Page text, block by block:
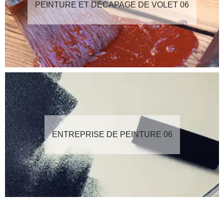
PEINTURE ET DÉCAPAGE DE VOLET 06
ENTREPRISE DE PEINTURE 06